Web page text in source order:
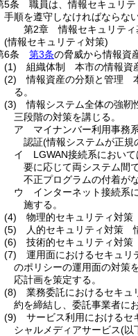
5条
職員は、情報セキュリ
手順を遵守しなければならない
第2章
情報セキュリテ
(情報セキュリティ対策)
6条
第3条の脅威から情報資
(1)
組織体制 本市の情報資
(2)
情報資産の分類と管理
る。
(3)
情報システム全体の強
三段階の対策を講じる。
ア
マイナンバー利用事務
認証(情報システムが正規
イ
LGWAN接続系におい
要に応じて両システム間
不正プログラムの付着が
ウ
インターネット接続系
施する。
(4)
物理的セキュリティ対策
(5)
人的セキュリティ対策
(6)
技術的セキュリティ対策
(7)
運用面におけるセキュ
のポリシーの運用面の対策
応計画を策定する。
(8)
業務委託におけるセキ
約を締結し、委託事業者に
(9)
サービス利用における
シャルメディアサービス(以